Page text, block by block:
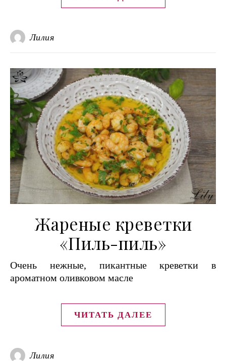
Лилия
Жареные креветки
«Пиль-пиль»
Очень нежные, пикантные креветки в
ароматном оливковом масле
ЧИТАТЬ ДАЛЕЕ
Лилия